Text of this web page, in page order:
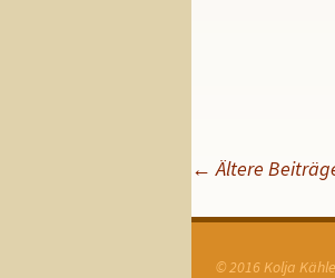
← Ältere
© 2016 Kolja